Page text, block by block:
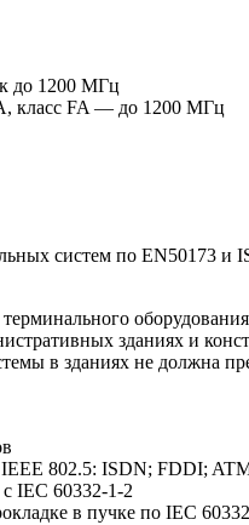
до 1200 МГц
класс FA — до 1200 МГц
систем по EN50173 и
оборудования
зданиях и
в зданиях не должна
802.5: ISDN; FDDI;
IEC 60332-1-2
в пучке по IEC